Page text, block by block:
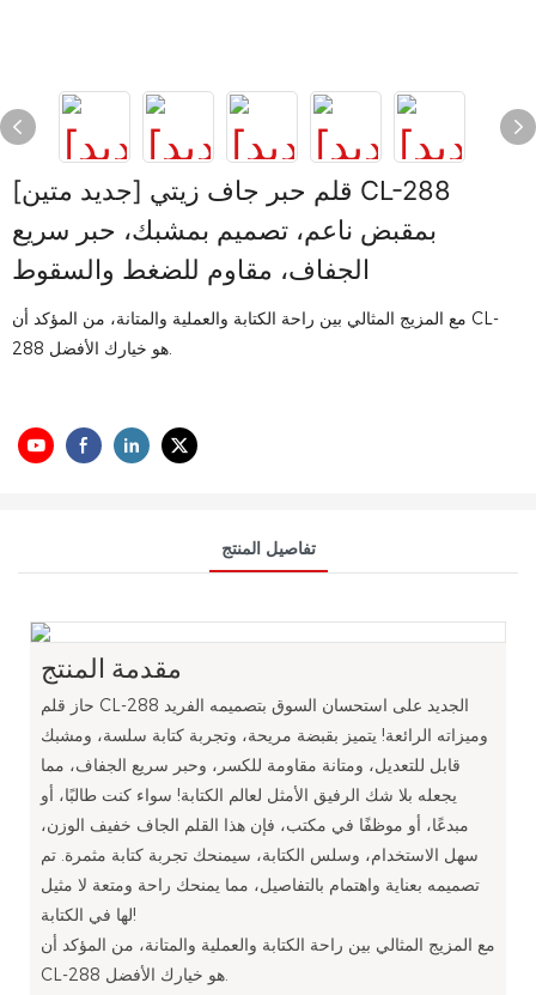
[جديد متين] قلم حبر جاف زيتي CL-288
بمقبض ناعم، تصميم بمشبك، حبر سريع
الجفاف، مقاوم للضغط والسقوط
مع المزيج المثالي بين راحة الكتابة والعملية والمتانة، من المؤكد أن CL-
288 هو خيارك الأفضل.
تفاصيل المنتج
مقدمة المنتج
حاز قلم CL-288 الجديد على استحسان السوق بتصميمه الفريد
وميزاته الرائعة! يتميز بقبضة مريحة، وتجربة كتابة سلسة، ومشبك
قابل للتعديل، ومتانة مقاومة للكسر، وحبر سريع الجفاف، مما
يجعله بلا شك الرفيق الأمثل لعالم الكتابة! سواء كنت طالبًا، أو
مبدعًا، أو موظفًا في مكتب، فإن هذا القلم الجاف خفيف الوزن،
سهل الاستخدام، وسلس الكتابة، سيمنحك تجربة كتابة مثمرة. تم
تصميمه بعناية واهتمام بالتفاصيل، مما يمنحك راحة ومتعة لا مثيل
لها في الكتابة!
مع المزيج المثالي بين راحة الكتابة والعملية والمتانة، من المؤكد أن
CL-288 هو خيارك الأفضل.